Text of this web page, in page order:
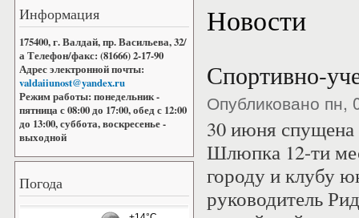
Информация
175400, г. Валдай, пр. Васильева, 32/
а Телефон/факс: (81666) 2-17-90
Адрес электронной почты:
valdaiiunost@yandex.ru
Режим работы: понедельник -
пятница с 08:00 до 17:00, обед с 12:00
до 13:00, суббота, воскресенье -
выходной
Погода
Новости
Спортивно-
Опубликовано пн,
30 июня спущена
Шлюпка 12-ти
городу и клубу
руководитель